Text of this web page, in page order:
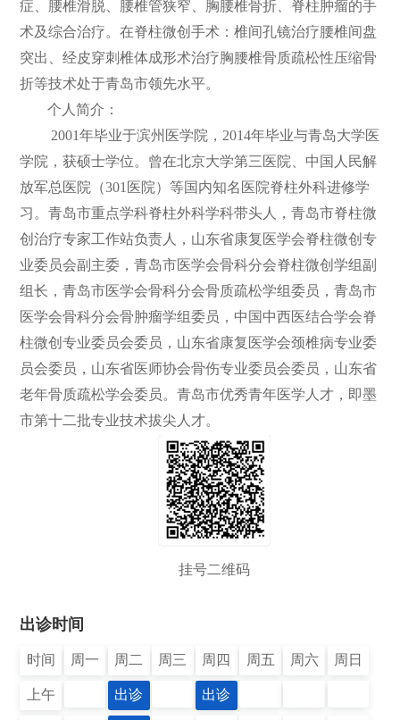
症、腰椎滑脱、腰椎管狭窄、胸腰椎骨折、脊柱肿瘤的手
术及综合治疗。在脊柱微创手术：椎间孔镜治疗腰椎间盘
突出、经皮穿刺椎体成形术治疗胸腰椎骨质疏松性压缩骨
折等技术处于青岛市领先水平。
个人简介：
2001年毕业于滨州医学院，2014年毕业与青岛大学医
学院，获硕士学位。曾在北京大学第三医院、中国人民解
放军总医院（301医院）等国内知名医院脊柱外科进修学
习。青岛市重点学科脊柱外科学科带头人，青岛市脊柱微
创治疗专家工作站负责人，山东省康复医学会脊柱微创专
业委员会副主委，青岛市医学会骨科分会脊柱微创学组副
组长，青岛市医学会骨科分会骨质疏松学组委员，青岛市
医学会骨科分会骨肿瘤学组委员，中国中西医结合学会脊
柱微创专业委员会委员，山东省康复医学会颈椎病专业委
员会委员，山东省医师协会骨伤专业委员会委员，山东省
老年骨质疏松学会委员。青岛市优秀青年医学人才，即墨
市第十二批专业技术拔尖人才。
挂号二维码
出诊时间
时间 周一 周二 周三 周四 周五 周六 周日
上午 出诊 出诊